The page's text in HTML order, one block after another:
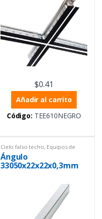
$0.41
Añadir al carrito
Código: TEE610NEGRO
Cielo falso techo, Equipos de
Laboratorio Materiales de
construcción
Ángulo
33050x22x22x0,3mm